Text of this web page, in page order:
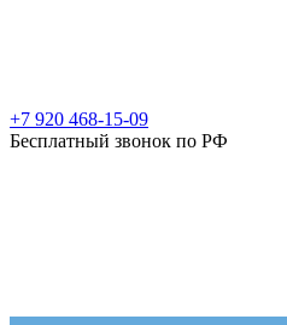
+7 920 468-15-09
Бесплатный звонок по РФ